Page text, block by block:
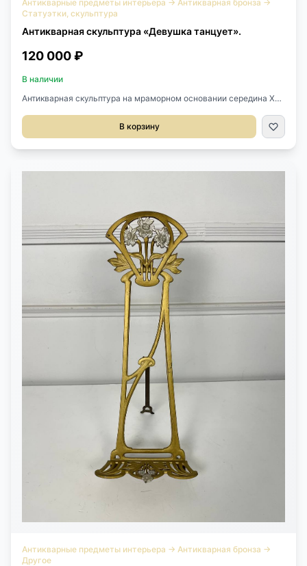
Антикварные предметы интерьера → Антикварная бронза →
Статуэтки, скульптура
Антикварная скульптура «Девушка танцует».
120 000 ₽
В наличии
Антикварная скульптура на мраморном основании середина XX
подпись скульптора Milo и клеймо.Размер 7х7х37h см.
В корзину
Антикварные предметы интерьера → Антикварная бронза →
Другое